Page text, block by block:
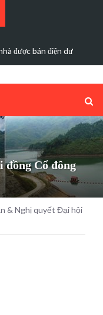
được bán điện dư
Cổ đông
& Nghị quyết Đại hội